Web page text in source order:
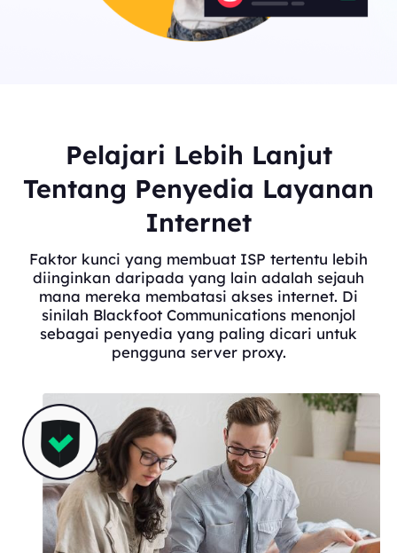
Pelajari Lebih Lanjut
Tentang Penyedia Layanan
Internet
Faktor kunci yang membuat ISP tertentu lebih
diinginkan daripada yang lain adalah sejauh
mana mereka membatasi akses internet. Di
sinilah Blackfoot Communications menonjol
sebagai penyedia yang paling dicari untuk
pengguna server proxy.